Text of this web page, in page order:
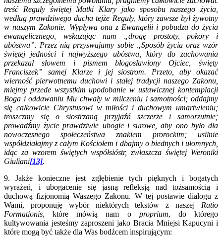
treść Reguły świętej Matki Klary jako sposobu naszego życia,
według prawdziwego ducha tejże Reguły, który zawsze był żywotny
w naszym Zakonie. Wypływa ona z Ewangelii i pobudza do życia
ewangelicznego, wskazując nam „drogę prostoty, pokory i
ubóstwa”. Przez nią przyswajamy sobie „Sposób życia oraz wzór
świętej jedności i najwyższego ubóstwa, który do zachowania
przekazał słowem i pismem błogosławiony Ojciec, święty
Franciszek” samej Klarze i jej siostrom. Przeto, aby okazać
wierność pierwotnemu duchowi i stałej tradycji naszego Zakonu,
miejmy przede wszystkim upodobanie w ustawicznej kontemplacji
Boga i oddawaniu Mu chwały w milczeniu i samotności; oddajmy
się całkowicie Chrystusowi w miłości i duchowym umartwieniu;
troszczmy się o siostrzaną przyjaźń szczerze i samorzutnie;
prowadźmy życie prawdziwie ubogie i surowe, aby ono było dla
nowoczesnego społeczeństwa znakiem prorockim; usilnie
współdziałajmy z całym Kościołem i dbajmy o biednych i ułomnych,
idąc za wzorem świętych współsióstr, zwłaszcza świętej Weroniki
Giuliani[13].
9. Jakże konieczne jest zgłębienie tych pięknych i bogatych
wyrażeń, i ubogacenie się jasną refleksją nad tożsamością i
duchową fizjonomią Waszego Zakonu. W tej postawie dialogu z
Wami, proponuję wybór niektórych tekstów z naszej Ratio
Formationis, które mówią nam o proprium, do którego
kultywowania jesteśmy zaproszeni jako Bracia Mniejsi Kapucyni i
które mogą być także dla Was bodźcem inspirującym: